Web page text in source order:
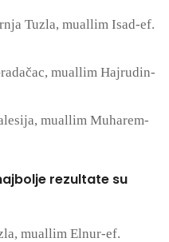
Tuzla, muallim Isad-ef.
muallim Hajrudin-
muallim Muharem-
rezultate su
muallim Elnur-ef.